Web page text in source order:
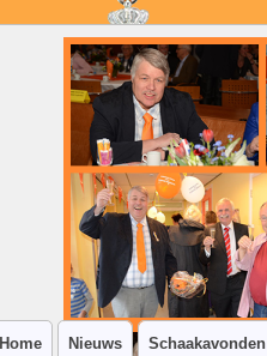
SSV
Klim-
Home Nieuws Schaakavonden